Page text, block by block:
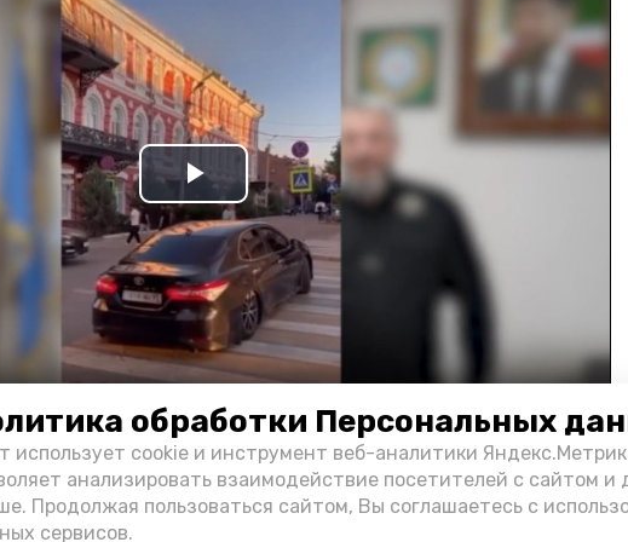
обработки Персональных
использует cookie и инструмент веб-аналитики
анализировать взаимодействие посетителей с сайтом и
Продолжая пользоваться сайтом, Вы соглашаетесь с
сервисов.
Play
Video
службы и информации администрации губернатора АО
закон